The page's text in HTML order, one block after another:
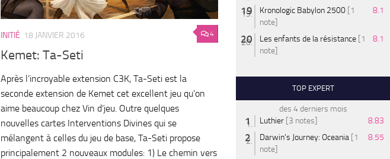
4
INITIÉ 18 JANVIER 2016
Kemet: Ta-Seti
Après l’incroyable extension C3K, Ta-Seti est la
seconde extension de Kemet cet excellent jeu qu’on
aime beaucoup chez Vin d’jeu. Outre quelques
nouvelles cartes Interventions Divines qui se
mélangent à celles du jeu de base, Ta-Seti propose
principalement 2 nouveaux modules: 1) Le chemin vers
Kronologic Babylon 2500 [1
note]
8.1
Les enfants de la résistance [1
note]
8.1
TOP EXPERT
des 4 derniers mois
Luthier [3 notes]
8.83
Darwin's Journey: Oceania [1
note]
8.55